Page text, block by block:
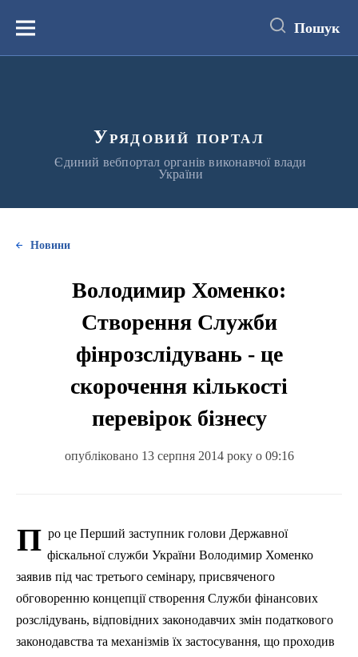
вмістуМеню Пошук
Урядовий портал
Єдиний вебпортал органів виконавчої влади
України
Новини
Володимир Хоменко:
Створення Служби
фінрозслідувань - це
скорочення кількості
перевірок бізнесу
опубліковано 13 серпня 2014 року о 09:16
П ро це Перший заступник голови Державної
фіскальної служби України Володимир Хоменко
заявив під час третього семінару, присвяченого
обговоренню концепції створення Служби фінансових
розслідувань, відповідних законодавчих змін податкового
законодавства та механізмів їх застосування, що проходив